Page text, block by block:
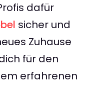
dafür
sicher und
Zuhause
für den
erfahrenen